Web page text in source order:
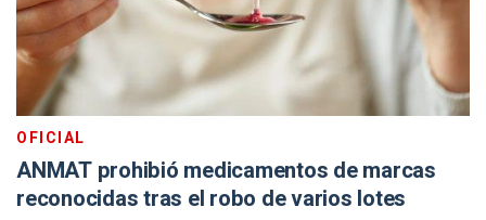
OFICIAL
ANMAT prohibió medicamentos de marcas
reconocidas tras el robo de varios lotes